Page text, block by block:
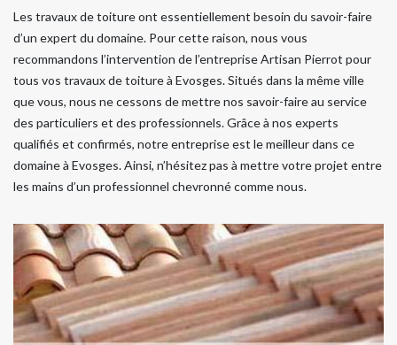
Les travaux de toiture ont essentiellement besoin du savoir-faire
d’un expert du domaine. Pour cette raison, nous vous
recommandons l’intervention de l’entreprise Artisan Pierrot pour
tous vos travaux de toiture à Evosges. Situés dans la même ville
que vous, nous ne cessons de mettre nos savoir-faire au service
des particuliers et des professionnels. Grâce à nos experts
qualifiés et confirmés, notre entreprise est le meilleur dans ce
domaine à Evosges. Ainsi, n’hésitez pas à mettre votre projet entre
les mains d’un professionnel chevronné comme nous.